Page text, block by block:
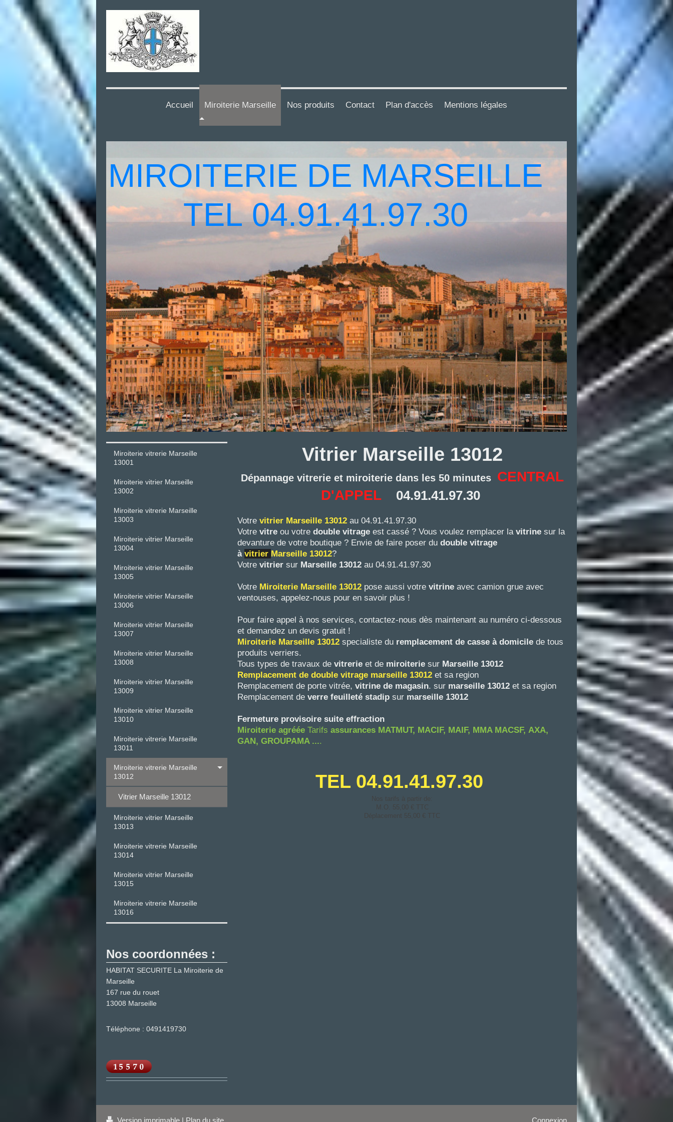
Accueil Miroiterie Marseille Nos produits Contact Plan d'accès Mentions légales
MIROITERIE DE MARSEILLE
TEL 04.91.41.97.30
Vitrier Marseille 13012
Dépannage vitrerie et miroiterie dans les 50 minutes CENTRAL
D'APPEL
04.91.41.97.30
Votrevitrier Marseille 13012 au 04.91.41.97.30
Votrevitreou votredouble vitrage est cassé ? Vous voulez remplacer lavitrinesur la
devanture de votre boutique ? Envie de faire poser dudouble vitrage
àvitrier Marseille 13012?
Votrevitriersur Marseille 13012au 04.91.41.97.30
Votre Miroiterie Marseille 13012 pose aussi votrevitrineavec camion grue avec
ventouses, appelez-nous pour en savoir plus !
Pour faire appel à nos services, contactez-nous dès maintenant au numéro ci-dessous
et demandez un devis gratuit !
Miroiterie Marseille 13012 specialiste du remplacement de casse à domicile de tous
produits verriers.
Tous types de travaux devitrerieet de miroiteriesur Marseille 13012
Remplacement de double vitrage marseille 13012 et sa region
Remplacement de porte vitrée,vitrine de magasin. sur marseille 13012et sa region
Remplacement deverre feuilleté stadip sur marseille 13012
Fermeture provisoire suite effraction
Miroiterie agréée Tarifsassurances MATMUT, MACIF, MAIF, MMA MACSF, AXA,
GAN, GROUPAMA ....
TEL 04.91.41.97.30
Nos tarifs à partir de:
M.O. 55,00 € TTC
Déplacement 55,00 € TTC
Miroiterie vitrerie Marseille
13001
Miroiterie vitrier Marseille
13002
Miroiterie vitrerie Marseille
13003
Miroiterie vitrier Marseille
13004
Miroiterie vitrier Marseille
13005
Miroiterie vitrier Marseille
13006
Miroiterie vitrier Marseille
13007
Miroiterie vitrier Marseille
13008
Miroiterie vitrier Marseille
13009
Miroiterie vitrier Marseille
13010
Miroiterie vitrerie Marseille
13011
Miroiterie vitrerie Marseille
13012
Vitrier Marseille 13012
Miroiterie vitrier Marseille
13013
Miroiterie vitrerie Marseille
13014
Miroiterie vitrier Marseille
13015
Miroiterie vitrerie Marseille
13016
Nos coordonnées :
HABITAT SECURITE La Miroiterie de
Marseille
167 rue du rouet
13008 Marseille
Téléphone : 0491419730
Version imprimable | Plan du site Connexion